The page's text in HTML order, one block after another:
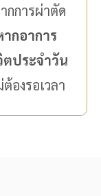
กการผ่าตัด
ากอาการ
ตประจำวัน
องรอเวลา